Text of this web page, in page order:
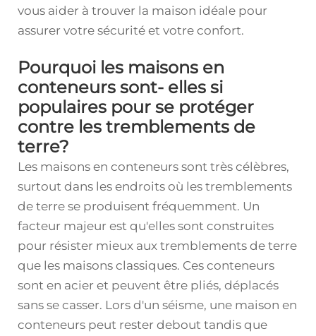
vous aider à trouver la maison idéale pour
assurer votre sécurité et votre confort.
Pourquoi les maisons en
conteneurs sont- elles si
populaires pour se protéger
contre les tremblements de
terre?
Les maisons en conteneurs sont très célèbres,
surtout dans les endroits où les tremblements
de terre se produisent fréquemment. Un
facteur majeur est qu'elles sont construites
pour résister mieux aux tremblements de terre
que les maisons classiques. Ces conteneurs
sont en acier et peuvent être pliés, déplacés
sans se casser. Lors d'un séisme, une maison en
conteneurs peut rester debout tandis que